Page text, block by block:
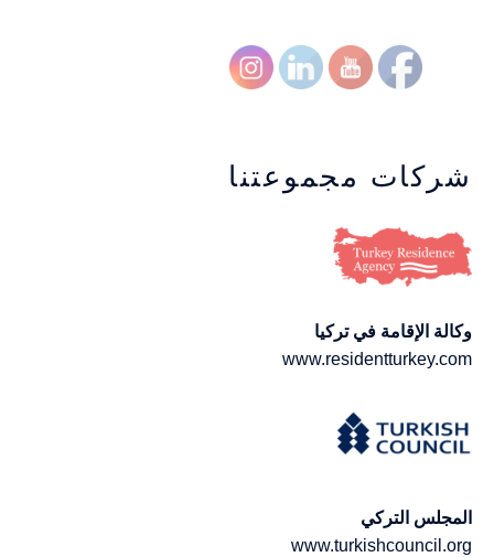
شركات مجموعتنا
وكالة الإقامة في تركيا
www.residentturkey.com
المجلس التركي
www.turkishcouncil.org